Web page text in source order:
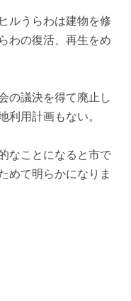
ルうらわは建物を修
わの復活、再生をめ
の議決を得て廃止し
利用計画もない。
なことになると市で
めて明らかになりま